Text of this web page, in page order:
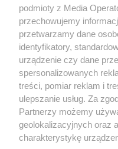
Wróć do
podmioty z Media
przechowujemy
przetwarzamy dane
identyfikatory,
urządzenie czy dane
spersonalizowanych
treści, pomiar reklam i
ulepszanie usług. Za
Partnerzy możemy
geolokalizacyjnych oraz
charakterystykę